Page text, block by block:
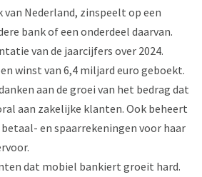
van Nederland, zinspeelt op een
bank of een onderdeel daarvan.
van de jaarcijfers over 2024.
winst van 6,4 miljard euro geboekt.
aan de groei van het bedrag dat
aan zakelijke klanten. Ook beheert
en spaarrekeningen voor haar
dat mobiel bankiert groeit hard.